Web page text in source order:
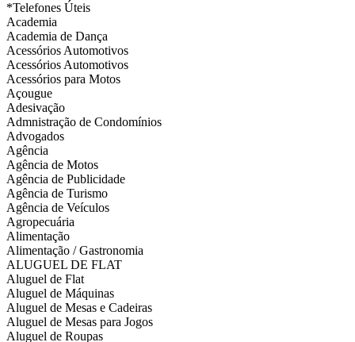
*Telefones Úteis
Academia
Academia de Dança
Acessórios Automotivos
Acessórios Automotivos
Acessórios para Motos
Açougue
Adesivação
Admnistração de Condomínios
Advogados
Agência
Agência de Motos
Agência de Publicidade
Agência de Turismo
Agência de Veículos
Agropecuária
Alimentação
Alimentação / Gastronomia
ALUGUEL DE FLAT
Aluguel de Flat
Aluguel de Máquinas
Aluguel de Mesas e Cadeiras
Aluguel de Mesas para Jogos
Aluguel de Roupas